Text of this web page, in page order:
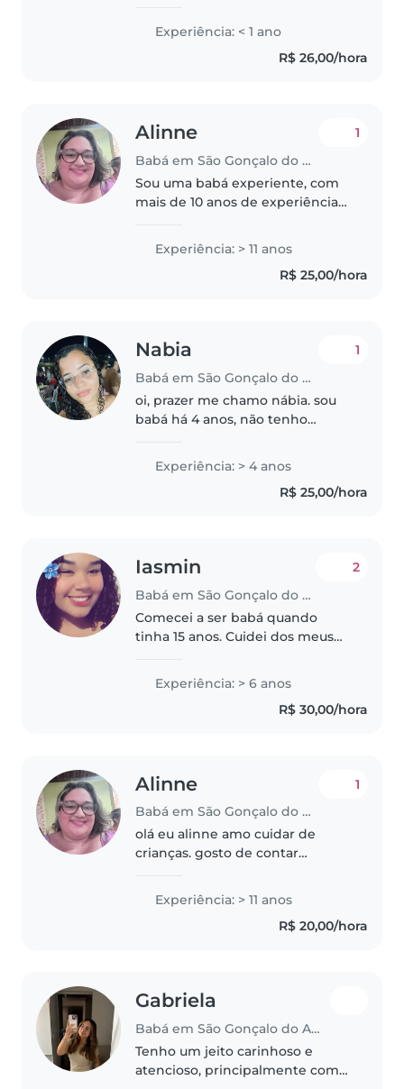
Mesmo sem experiência formal,
sou uma pessoa responsável,
cuidadosa e tenho facilidade
Experiência: < 1 ano
R$ 26,00/hora
Alinne
Babá em São Gonçalo do Amarante (Rio Grande do Norte)
1
Sou uma babá experiente, com
mais de 10 anos de experiência
idades. Tenho formação em
Recursos Humanos e sou
especializada em cuidar de
Experiência: > 11 anos
R$ 25,00/hora
Nabia
Babá em São Gonçalo do Amarante (Rio Grande do Norte)
1
oi, prazer me chamo nábia. sou
babá há 4 anos, não tenho
pretendo. amo crianças e me
divirto muito com elas.
Experiência: > 4 anos
R$ 25,00/hora
Iasmin
Babá em São Gonçalo do Amarante (Rio Grande do Norte)
2
Comecei a ser babá quando
tinha 15 anos. Cuidei dos meus
vizinhos. Gostaria de ser babá
novamente, porque gosto de
Experiência: > 6 anos
R$ 30,00/hora
Alinne
Babá em São Gonçalo do Amarante (Rio Grande do Norte)
1
olá eu alinne amo cuidar de
crianças. gosto de contar
Experiência: > 11 anos
R$ 20,00/hora
Gabriela
Babá em São Gonçalo do Amarante (Rio Grande do Norte)
Tenho um jeito carinhoso e
atencioso, principalmente com